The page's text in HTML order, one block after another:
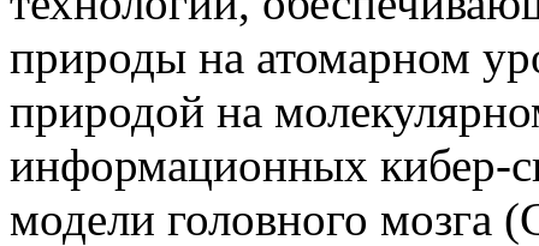
природы на атомарном
природой на
информационных кибер-
модели головного мозга